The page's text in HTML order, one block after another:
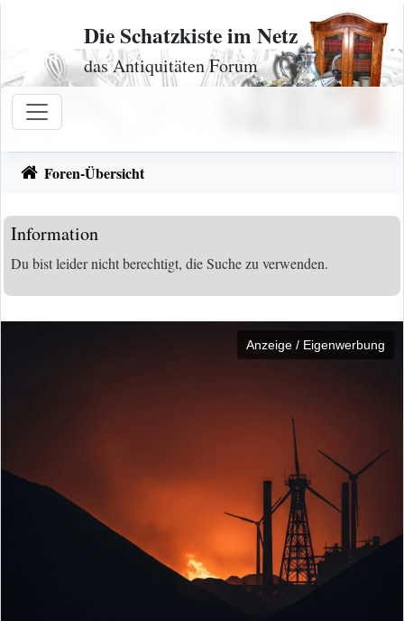
Zum Inhalt
Die Schatzkiste im Netz
das Antiquitäten Forum
Foren-Übersicht
Information
Du bist leider nicht berechtigt, die Suche zu verwenden.
Anzeige / Eigenwerbung